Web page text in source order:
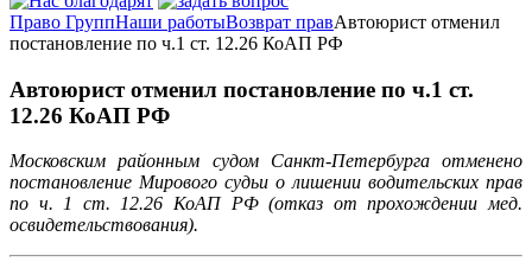
Право ГруппНаши работыВозврат правАвтоюрист отменил
постановление по ч.1 ст. 12.26 КоАП РФ
Автоюрист отменил постановление по ч.1 ст.
12.26 КоАП РФ
Московским районным судом Санкт-Петербурга отменено
постановление Мирового судьи о лишении водительских прав
по ч. 1 ст. 12.26 КоАП РФ (отказ от прохождении мед.
освидетельствования).